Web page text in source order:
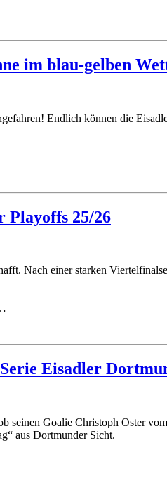
im blau-gelben
Endlich können die
Playoffs 25/26
Nach einer starken
Eisadler
seinen Goalie Christoph Oster
aus Dortmunder Sicht.